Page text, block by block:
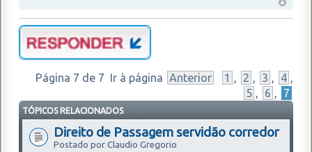
Página 7 de 7 Ir à página Anterior 1 , 2 , 3 , 4 ,
5 , 6 , 7
TÓPICOS RELACIONADOS
Direito de Passagem servidão corredor
Postado por Claudio Gregorio